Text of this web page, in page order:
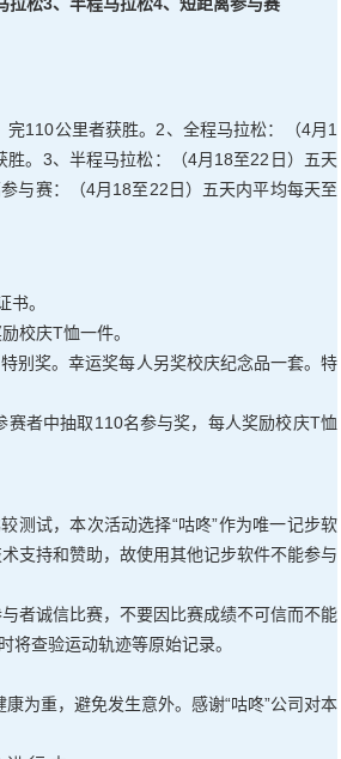
110公里者获胜。2、全程马拉松：（4月1
。3、半程马拉松：（4月18至22日）五天
与赛：（4月18至22日）五天内平均每天至
。
校庆T恤一件。
奖。幸运奖每人另奖校庆纪念品一套。特
者中抽取110名参与奖，每人奖励校庆T恤
测试，本次活动选择“咕咚”作为唯一记步软
支持和赞助，故使用其他记步软件不能参与
者诚信比赛，不要因比赛成绩不可信而不能
查验运动轨迹等原始记录。
为重，避免发生意外。感谢“咕咚”公司对本